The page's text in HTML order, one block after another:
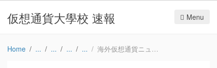
仮想通貨大學校 速報 Menu
Home 海外仮想通貨ニュース：Cryptocurrency prices today: Bitcoin above $45,000, ether, dogecoin surge. Latest rates here – Mint